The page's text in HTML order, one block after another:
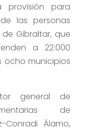
provisión para
las personas
Gibraltar, que
a 22.000
ocho municipios
general de
de
Conradi Álamo,